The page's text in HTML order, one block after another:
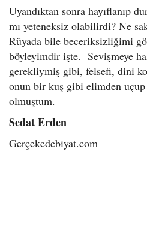
Uyandıktan sonra hayıflanıp
mı yeteneksiz olabilirdi? Ne
Rüyada bile beceriksizliğimi
böyleyimdir işte. Sevişmeye
gerekliymiş gibi, felsefi, dini
onun bir kuş gibi elimden
olmuştum.
Sedat Erden
Gerçekedebiyat.com